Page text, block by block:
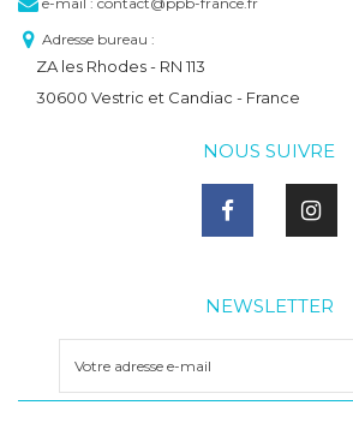
Adresse bureau :
ZA les Rhodes - RN 113
30600 Vestric et Candiac - France
NOUS SUIVRE
NEWSLETTER